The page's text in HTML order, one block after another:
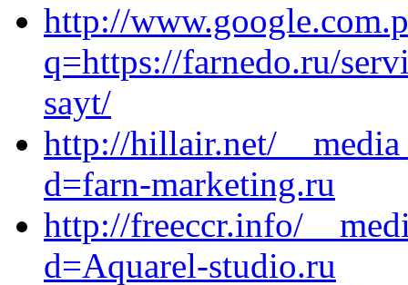
http://
q=https://farnedo.ru/
sayt/
http://hillair.net/
d=farn-marketing.ru
http://freeccr.info/
d=Aquarel-studio.ru